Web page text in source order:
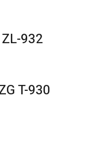
932
T-930